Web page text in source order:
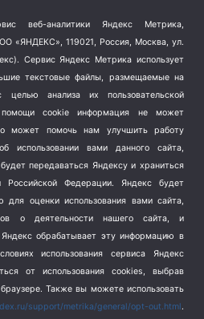
веб-аналитики Яндекс Метрика,
«ЯНДЕКС», 119021, Россия, Москва, ул.
Сервис Яндекс Метрика использует
текстовые файлы, размещаемые на
целью анализа их пользовательской
cookie информация не может
может помочь нам улучшить работу
использовании вами данного сайта,
передаваться Яндексу и храниться
Федерации. Яндекс будет
для оценки использования вами сайта,
о деятельности нашего сайта, и
Яндекс обрабатывает эту информацию в
использования сервиса Яндекс
от использования cookies, выбрав
Также вы можете использовать
support/metrika/general/opt-out.html.